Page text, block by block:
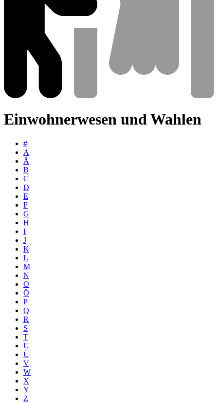
Einwohnerwesen und Wahlen
#
A
Ä
B
C
D
E
F
G
H
I
J
K
L
M
N
O
Ö
P
Q
R
S
T
U
Ü
V
W
X
Y
Z